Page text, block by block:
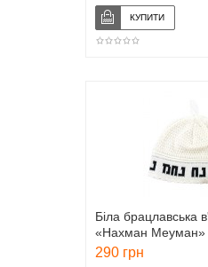
Біла брацлавська
«Нахман Меуман»
290 грн